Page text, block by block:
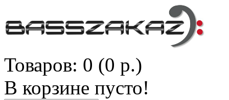
Товаров: 0 (0 р.)
В корзине пусто!